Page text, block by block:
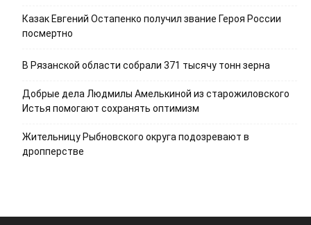
Казак Евгений Остапенко получил звание Героя России
посмертно
В Рязанской области собрали 371 тысячу тонн зерна
Добрые дела Людмилы Амелькиной из старожиловского
Истья помогают сохранять оптимизм
Жительницу Рыбновского округа подозревают в
дропперстве